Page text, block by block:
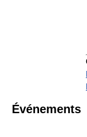
Événements